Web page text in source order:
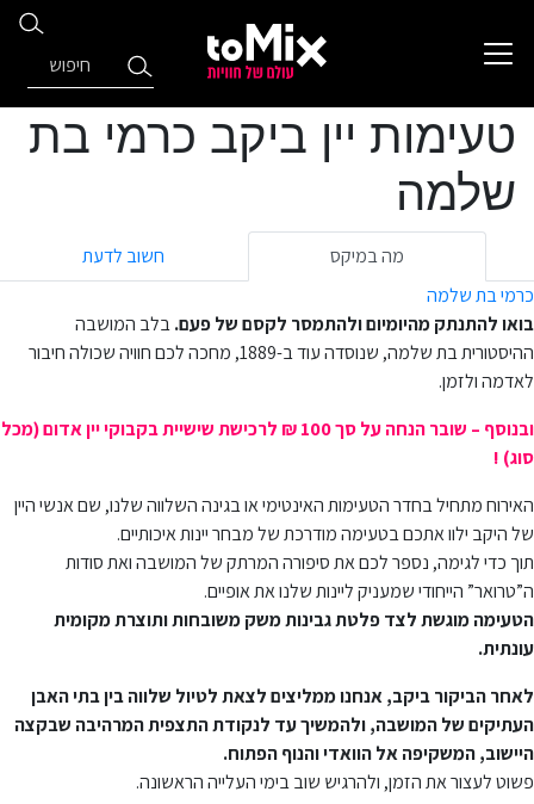
טעימות יין ביקב כרמי בת
שלמה
מה במיקס
חשוב לדעת
כרמי בת שלמה
בואו להתנתק מהיומיום ולהתמסר לקסם של פעם.בלב המושבה
ההיסטורית בת שלמה, שנוסדה עוד ב-1889, מחכה לכם חוויה שכולה חיבור
לאדמה ולזמן.
ובנוסף – שובר הנחה על סך 100 ₪ לרכישת שישיית בקבוקי יין אדום (מכל
סוג) !
האירוח מתחיל בחדר הטעימות האינטימי או בגינה השלווה שלנו, שם אנשי היין
של היקב ילוו אתכם בטעימה מודרכת של מבחר יינות איכותיים.
תוך כדי לגימה, נספר לכם את סיפורה המרתק של המושבה ואת סודות
ה”טרואר” הייחודי שמעניק ליינות שלנו את אופיים.
הטעימה מוגשת לצד פלטת גבינות משק משובחות ותוצרת מקומית
עונתית.
לאחר הביקור ביקב, אנחנו ממליצים לצאת לטיול שלווה בין בתי האבן
העתיקים של המושבה, ולהמשיך עד לנקודת התצפית המרהיבה שבקצה
היישוב, המשקיפה אל הוואדי והנוף הפתוח.
פשוט לעצור את הזמן, ולהרגיש שוב בימי העלייה הראשונה.